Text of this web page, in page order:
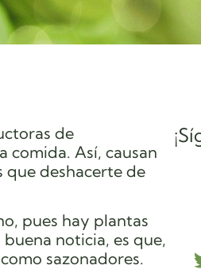
de
comida. Así, causan
que deshacerte de
pues hay plantas
noticia, es que,
sazonadores.